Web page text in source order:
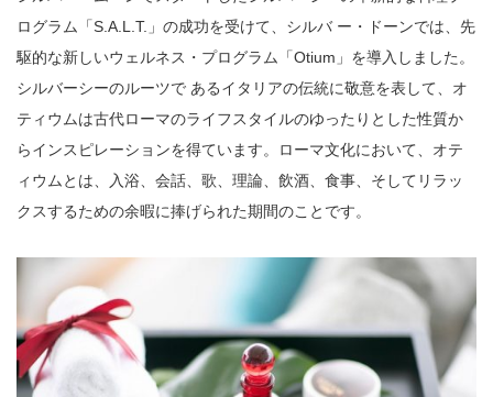
ログラム「S.A.L.T.」の成功を受けて、シルバ ー・ドーンでは、先
駆的な新しいウェルネス・プログラム「Otium」を導入しました。
シルバーシーのルーツで あるイタリアの伝統に敬意を表して、オ
ティウムは古代ローマのライフスタイルのゆったりとした性質か
らインスピレーションを得ています。ローマ文化において、オテ
ィウムとは、入浴、会話、歌、理論、飲酒、食事、そしてリラッ
クスするための余暇に捧げられた期間のことです。